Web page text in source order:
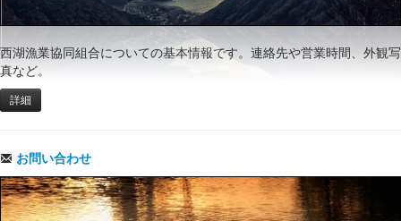
西湖漁業協同組合についての基本情報です。連絡先や営業時間、外観写
真など。
詳細
お問い合わせ